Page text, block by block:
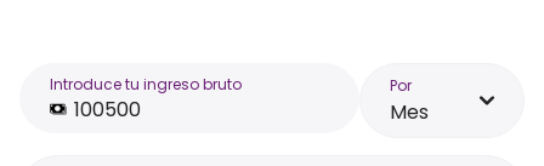
Introduce tu ingreso bruto Por
Mes